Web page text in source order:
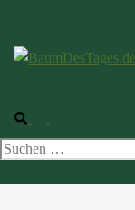
Suche
umschalten
Suchen